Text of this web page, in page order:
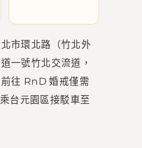
市環北路（竹北外
一號竹北交流道，
往 RnD 婚戒僅需
台元園區接駁車至